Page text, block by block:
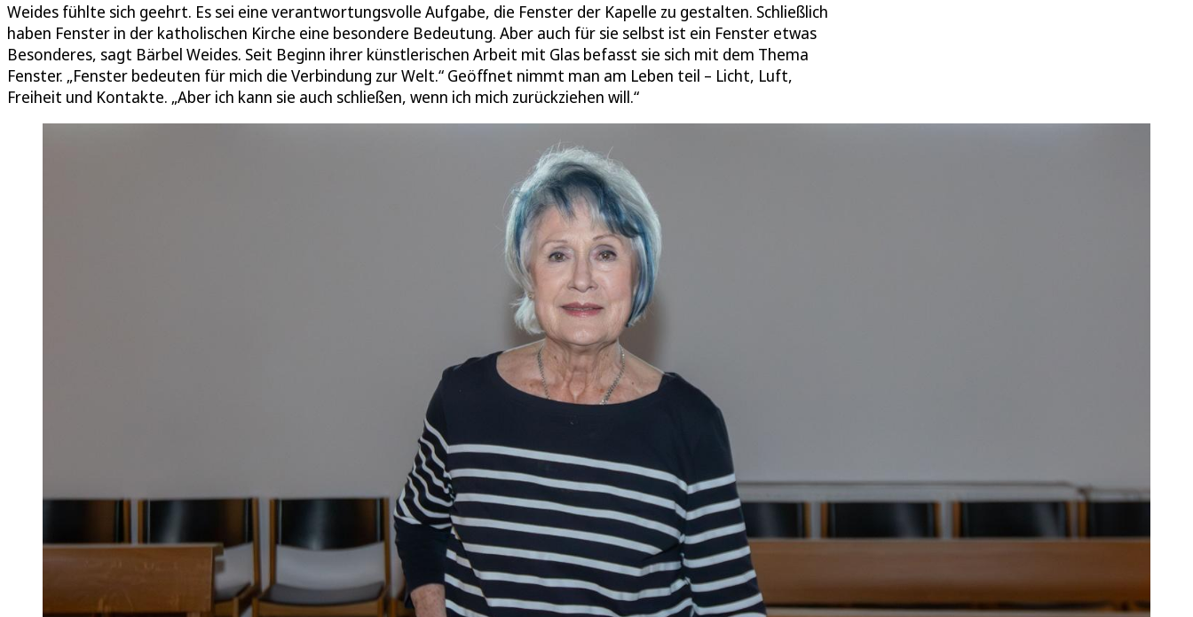
Weides fühlte sich geehrt. Es sei eine verantwortungsvolle Aufgabe, die Fenster der Kapelle zu gestalten. Schließlich
haben Fenster in der katholischen Kirche eine besondere Bedeutung. Aber auch für sie selbst ist ein Fenster etwas
Besonderes, sagt Bärbel Weides. Seit Beginn ihrer künstlerischen Arbeit mit Glas befasst sie sich mit dem Thema
Fenster. „Fenster bedeuten für mich die Verbindung zur Welt.“ Geöffnet nimmt man am Leben teil – Licht, Luft,
Freiheit und Kontakte. „Aber ich kann sie auch schließen, wenn ich mich zurückziehen will.“